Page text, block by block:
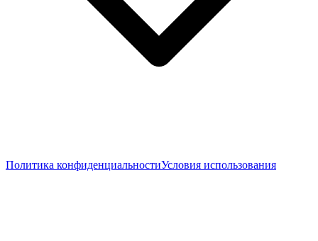
Политика конфиденциальностиУсловия использования